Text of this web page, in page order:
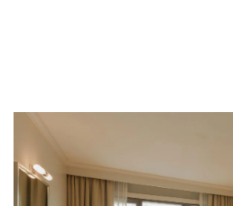
10400
Tel:026411500
Facebook :
Grand Fortune